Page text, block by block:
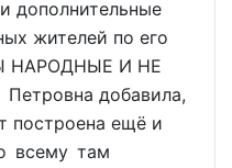
дополнительные
жителей по его
НАРОДНЫЕ И НЕ
добавила,
построена ещё и
всему там